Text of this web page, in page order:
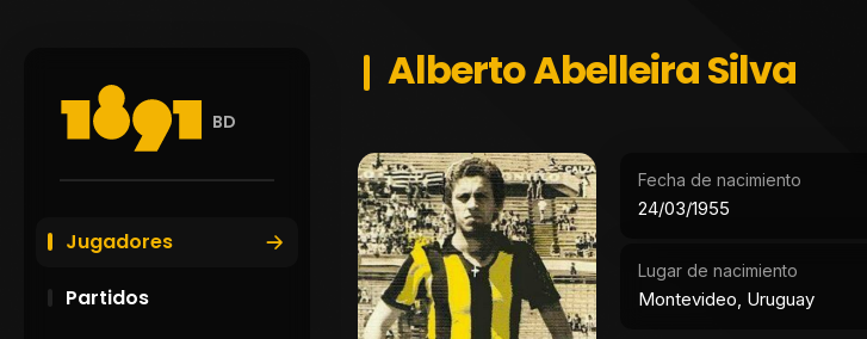
BD
Jugadores
Partidos
Alberto Abelleira Silva
Fecha de nacimiento
24/03/1955
Lugar de nacimiento
Montevideo, Uruguay